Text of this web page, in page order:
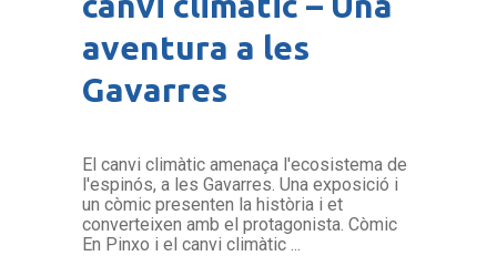
aventura a les
Gavarres
El canvi climàtic amenaça l'ecosistema de
l'espinós, a les Gavarres. Una exposició i
un còmic presenten la història i et
converteixen amb el protagonista. Còmic
En Pinxo i el canvi climàtic ...